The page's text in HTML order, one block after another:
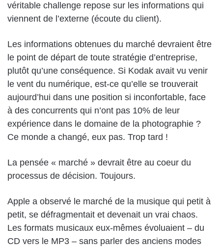
véritable challenge repose sur les informations qui
viennent de l’externe (écoute du client).
Les informations obtenues du marché devraient être
le point de départ de toute stratégie d’entreprise,
plutôt qu’une conséquence. Si Kodak avait vu venir
le vent du numérique, est-ce qu’elle se trouverait
aujourd’hui dans une position si inconfortable, face
à des concurrents qui n’ont pas 10% de leur
expérience dans le domaine de la photographie ?
Ce monde a changé, eux pas. Trop tard !
La pensée « marché » devrait être au coeur du
processus de décision. Toujours.
Apple a observé le marché de la musique qui petit à
petit, se défragmentait et devenait un vrai chaos.
Les formats musicaux eux-mêmes évoluaient – du
CD vers le MP3 – sans parler des anciens modes